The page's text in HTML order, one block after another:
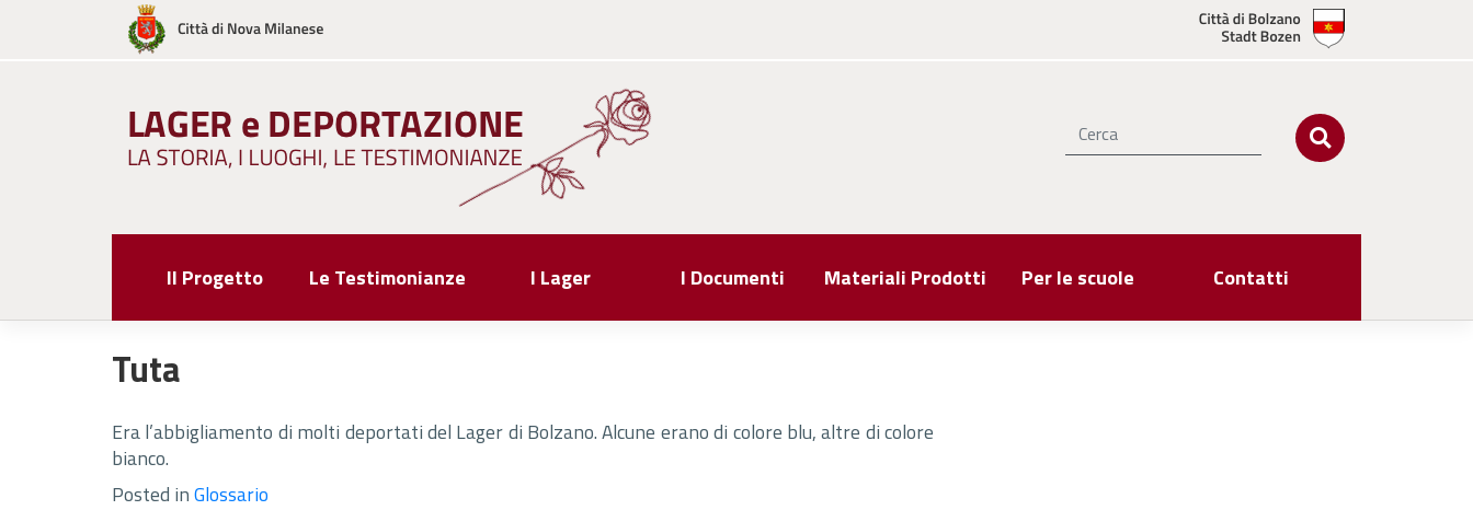
Il Progetto Le Testimonianze I Lager I Documenti Materiali Prodotti Per le scuole Contatti
Tuta
Era l’abbigliamento di molti deportati del Lager di Bolzano. Alcune erano di colore blu, altre di colore
bianco.
Posted inGlossario